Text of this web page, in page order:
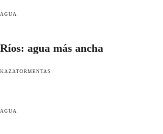
AGUA
Ríos: agua más ancha
KAZATORMENTAS
AGUA